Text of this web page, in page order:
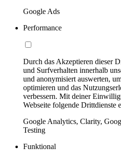
Google Ads
Performance
Durch das Akzeptieren dieser
und Surfverhalten innerhalb
und anonymisiert auswerten,
optimieren und das
verbessern. Mit deiner
Webseite folgende Drittdienste
Google Analytics, Clarity,
Testing
Funktional